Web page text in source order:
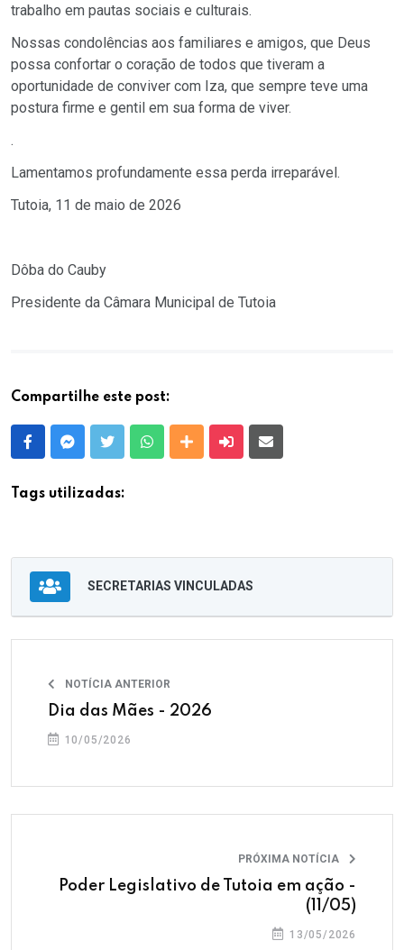
trabalho em pautas sociais e culturais.
Nossas condolências aos familiares e amigos, que Deus
possa confortar o coração de todos que tiveram a
oportunidade de conviver com Iza, que sempre teve uma
postura firme e gentil em sua forma de viver.
.
Lamentamos profundamente essa perda irreparável.
Tutoia, 11 de maio de 2026
Dôba do Cauby
Presidente da Câmara Municipal de Tutoia
Compartilhe este post:
FacebookMessenger
Twitter WhatsappOutras MídiasEnviar para um amigo
Tags utilizadas:
SECRETARIAS VINCULADAS
NOTÍCIA ANTERIOR
Dia das Mães - 2026
10/05/2026
PRÓXIMA NOTÍCIA
Poder Legislativo de Tutoia em ação -
(11/05)
13/05/2026